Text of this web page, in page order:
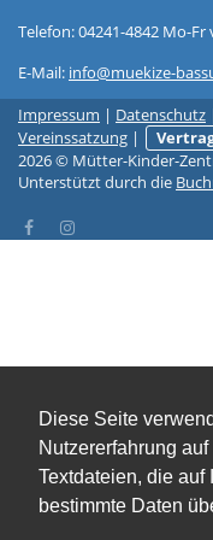
Diese Seite
Nutzererfahrung
Textdateien, die auf
bestimmte Daten
Telefon: 04241-4842 Mo-Fr
E-Mail: info@muekize-
Impressum | Datenschutz
Vereinssatzung |
2026 © Mütter-Kinder-
Unterstützt durch die